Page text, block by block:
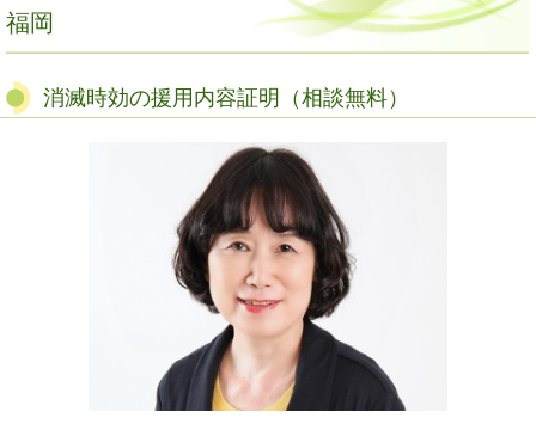
福岡
消滅時効の援用内容証明（相談無料）